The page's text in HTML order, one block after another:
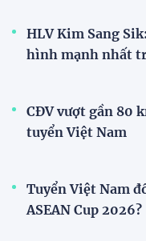
V-League